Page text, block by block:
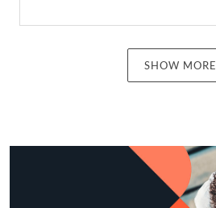
SHOW MORE